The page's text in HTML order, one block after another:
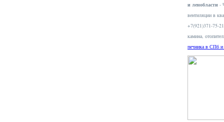
и ленобласти -
вентиляции в
+7(921)371-75-
камина,
печника в СПб и